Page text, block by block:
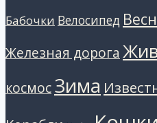
Бабочки Велосипед
Железная дорога
космосЗима